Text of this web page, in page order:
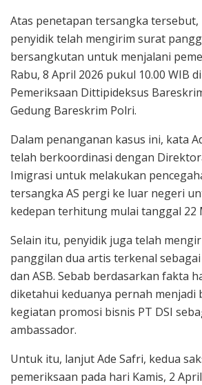
Atas penetapan tersangka tersebut,
penyidik telah mengirim surat
bersangkutan untuk menjalani
Rabu, 8 April 2026 pukul 10.00 WIB
Pemeriksaan Dittipideksus
Gedung Bareskrim Polri.
Dalam penanganan kasus ini, kata
telah berkoordinasi dengan
Imigrasi untuk melakukan
tersangka AS pergi ke luar negeri
kedepan terhitung mulai tanggal 22
Selain itu, penyidik juga telah
panggilan dua artis terkenal
dan ASB. Sebab berdasarkan fakta
diketahui keduanya pernah menjadi
kegiatan promosi bisnis PT DSI
ambassador.
Untuk itu, lanjut Ade Safri, kedua
pemeriksaan pada hari Kamis, 2